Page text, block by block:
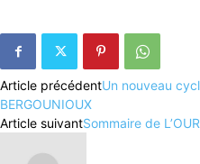
Article précédentUn nouveau
BERGOUNIOUX
Article suivantSommaire de